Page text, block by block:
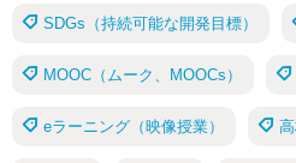
SDGs（持続可能な開発目標）
MOOC（ムーク、MOOCs）
eラーニング（映像授業）